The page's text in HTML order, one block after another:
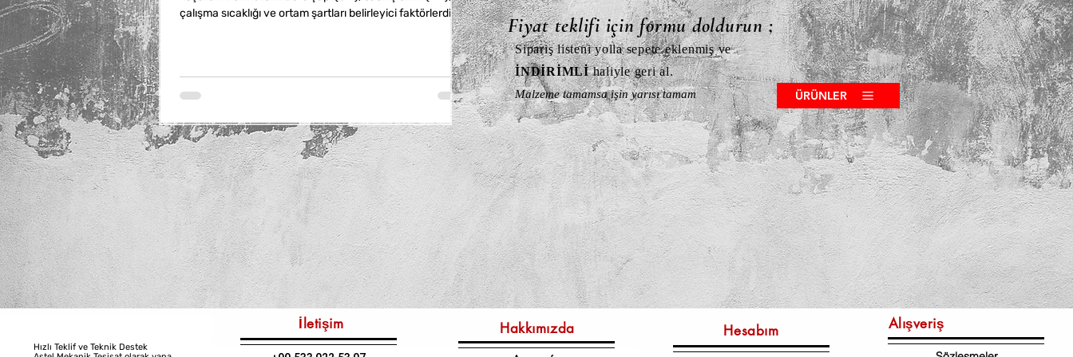
çalışma sıcaklığı ve ortam şartları belirleyici faktörlerdir.
Malzeme seçimi de önemlidir; pirinç, paslanmaz çelik ve
Fiyat teklifi için formu doldurun ;
Sipariş listeni yolla sepete eklenmiş ve
İNDİRİMLİhaliyle geri al.
Malzeme tamamsa işin yarısı tamam ÜRÜNLER
Hızlı Teklif ve Teknik Destek
İletişim Hakkımızda Hesabım Alışveriş